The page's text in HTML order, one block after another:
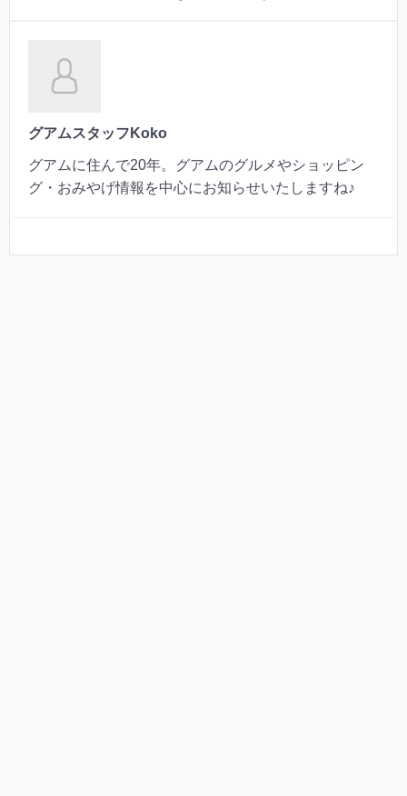
グアムスタッフKoko
グアムに住んで20年。グアムのグルメやショッピン
グ・おみやげ情報を中心にお知らせいたしますね♪